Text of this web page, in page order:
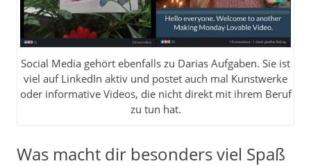
Social Media gehört ebenfalls zu Darias Aufgaben. Sie ist
viel auf LinkedIn aktiv und postet auch mal Kunstwerke
oder informative Videos, die nicht direkt mit ihrem Beruf
zu tun hat.
Was macht dir besonders viel Spaß